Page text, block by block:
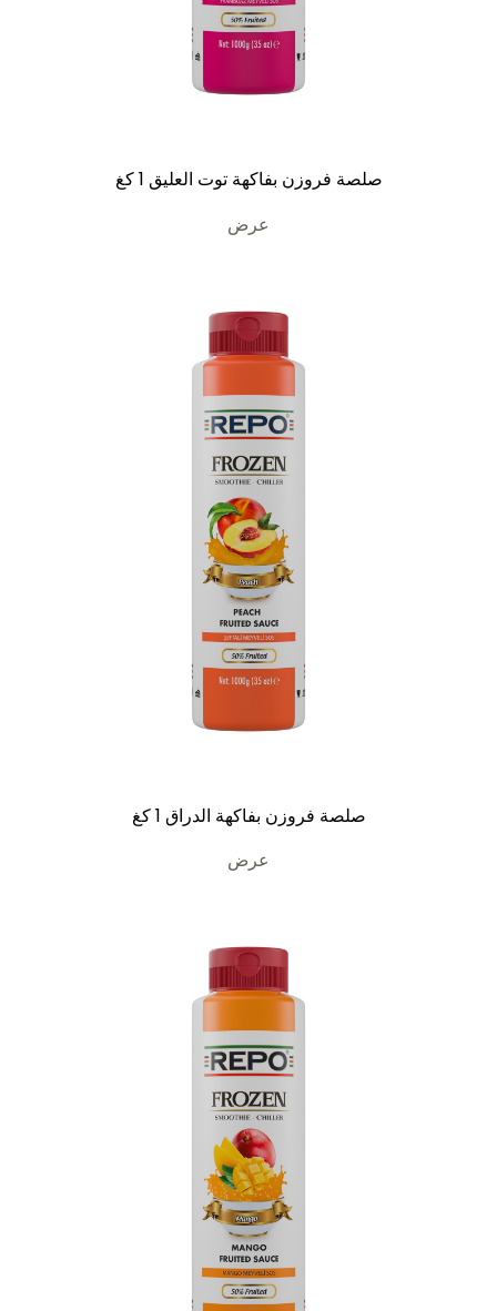
صلصة فروزن بفاكهة توت العليق 1 كغ
عرض
صلصة فروزن بفاكهة الدراق 1 كغ
عرض